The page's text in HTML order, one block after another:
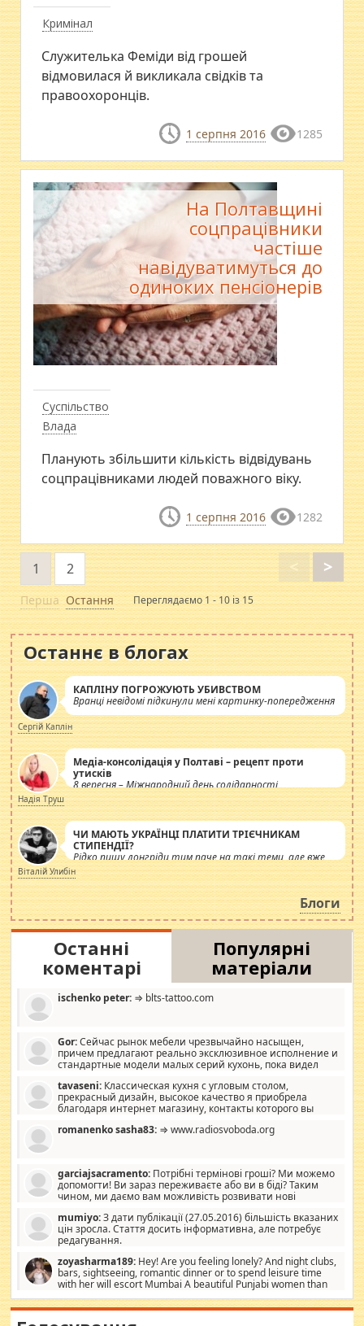
Кримінал
Служителька Феміди від грошей
відмовилася й викликала свідків та
правоохоронців.
1 серпня 2016 1285
Суспільство
Влада
На Полтавщині
соцпрацівники
частіше
навідуватимуться до
одиноких пенсіонерів
Планують збільшити кількість відвідувань
соцпрацівниками людей поважного віку.
1 серпня 2016 1282
Перша
<
1 2 >
Остання Переглядаємо 1 - 10 із 15
Останнє в блогах
КАПЛІНУ ПОГРОЖУЮТЬ УБИВСТВОМ
Вранці невідомі підкинули мені картинку-попередження
Сергій Каплін
Медіа-консолідація у Полтаві – рецепт проти
утисків
8 вересня – Міжнародний день солідарності
журналістів.
Надія Труш
ЧИ МАЮТЬ УКРАЇНЦІ ПЛАТИТИ ТРІЄЧНИКАМ
СТИПЕНДІЇ?
Рідко пишу лонгріди тим паче на такі теми, але вже
просто дістало! Обурюють сьогоднішні інсенуації
навколо стипендіального питання. Штучно
роздувається ще одна соціальна катастрофа.
Віталій Улибін
Блоги
Останні
коментарі
Популярні
матеріали
ischenko peter: ⇒ blts-tattoo.com
Gor:Сейчас рынок мебели чрезвычайно насыщен,
причем предлагают реально эксклюзивное исполнение и
стандартные модели малых серий кухонь, пока видел
стандартные формы, в MebelOk, креативненько и что главное -
со вкусом все в порядке, без ненужных наворотов удорожающих
мебель, а это не последний фактор.
tavaseni: Классическая кухня с угловым столом,
прекрасный дизайн, высокое качество я приобрела
благодаря интернет магазину, контакты которого вы
romanenko sasha83: ⇒ www.radiosvoboda.org
garciajsacramento: Потрібні термінові гроші? Ми можемо
допомогти! Ви зараз переживаєте або ви в біді? Таким
чином, ми даємо вам можливість розвивати нові
допомагати людям, які намагаються дати їм шанс. Кожен
заслуговує на другий шанс, і, оскільки влада не зможе, вони
повинні приймати від інших. Для нас нема багато суми, і зрілість
витрат, а тільки узгоджених сум і нічого іншого. Не чекайте і не
коментуйте цей пост. Введіть суму, яку ви хочете подати, і ми
зв'яжемося з вами з усіма варіантами. зв'яжіться з нами
сьогодні на garciajsacramento@gmail.com Вам потрібні термінові
гроші? Ми можемо допомогти!
mumiyo:З дати публікації (27.05.2016) більшість вказаних
цін зросла. Стаття досить інформативна, але потребує
редагування.
zoyasharma189: Hey! Are you feeling lonely? And night clubs,
bars, sightseeing, romantic dinner or to spend leisure time
with her will escort Mumbai A beautiful Punjabi women than
sexy escort companion in arms that you guys feel like 5 star luxury
hotel had to spend the night in their search for loved solitaire free